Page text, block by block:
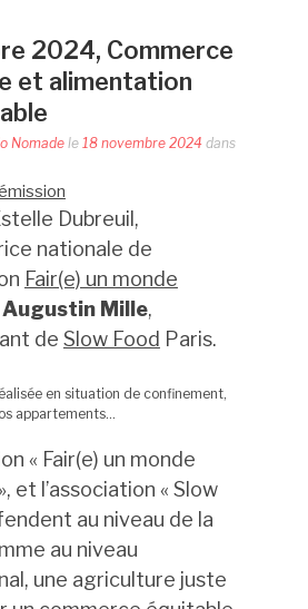
2024, Commerce
et alimentation
Nomadele 18 novembre 2024dans
Dubreuil,
nationale de
Fair(e) un monde
Augustin Mille,
de Slow Food Paris.
en situation de confinement,
appartements…
« Fair(e) un monde
et l’association « Slow
au niveau de la
au niveau
une agriculture juste